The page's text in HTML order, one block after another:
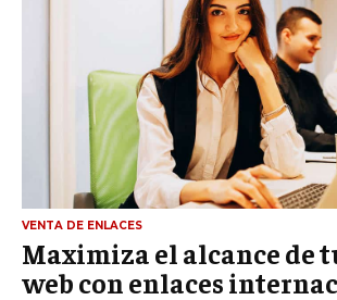
VENTA DE ENLACES
Maximiza el alcance de
web con enlaces